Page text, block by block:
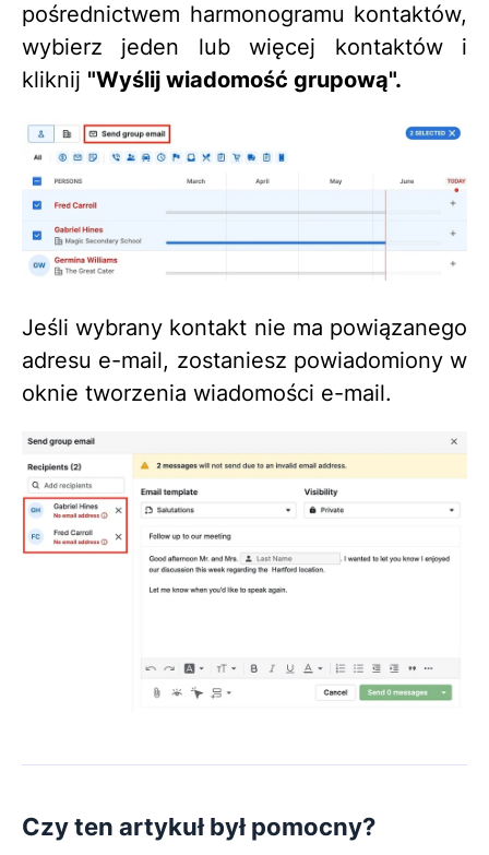
pośrednictwem harmonogramu kontaktów,
wybierz jeden lub więcej kontaktów i
kliknij "Wyślij wiadomość grupową".
Jeśli wybrany kontakt nie ma powiązanego
adresu e-mail, zostaniesz powiadomiony w
oknie tworzenia wiadomości e-mail.
Czy ten artykuł był pomocny?